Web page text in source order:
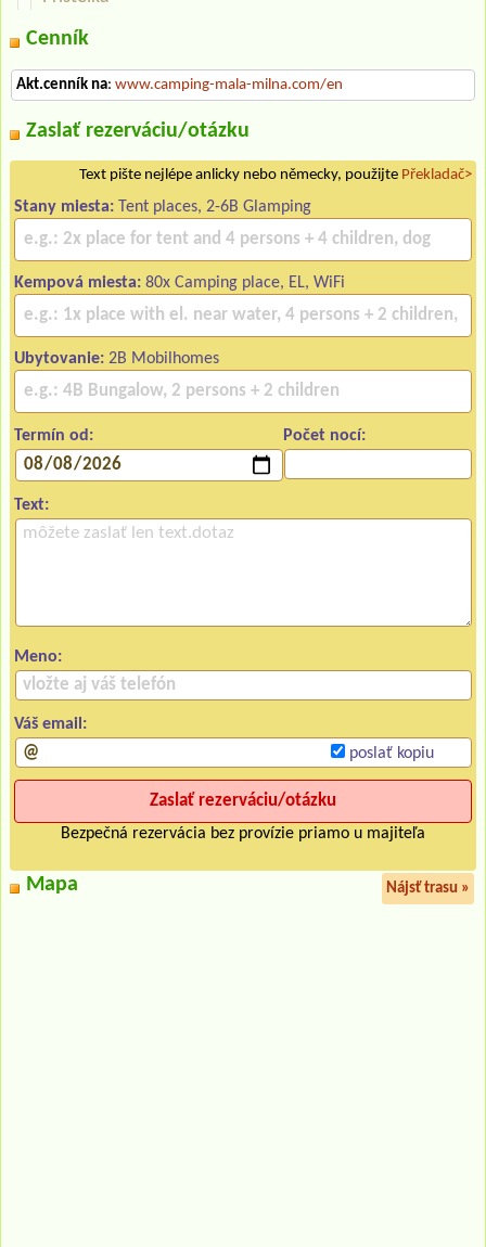
Cenník
Akt.cenník na: www.camping-mala-milna.com/en
Zaslať rezerváciu/otázku
Text pište nejlépe anlicky nebo německy, použijte Překladač>
Stany miesta: Tent places, 2-6B Glamping
Kempová miesta: 80x Camping place, EL, WiFi
Ubytovanie: 2B Mobilhomes
Termín od: Počet nocí:
Text:
Meno:
Váš email:
poslať kopiu
Bezpečná rezervácia bez provízie priamo u majiteľa
Mapa Nájsť trasu »